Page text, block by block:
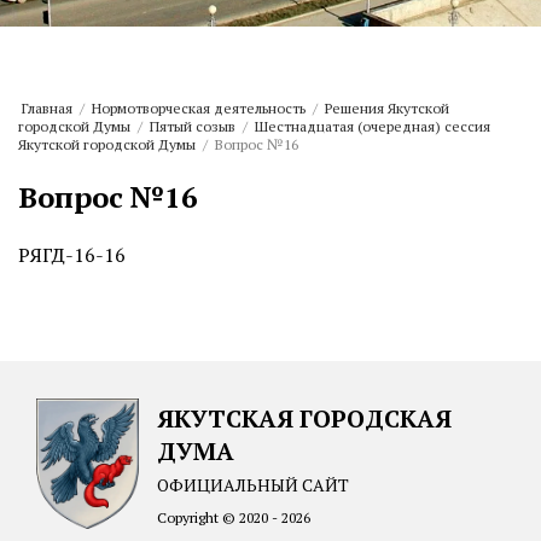
Главная / Нормотворческая деятельность / Решения Якутской
городской Думы / Пятый созыв / Шестнадцатая (очередная) сессия
Якутской городской Думы / Вопрос №16
Вопрос №16
РЯГД-16-16
ЯКУТСКАЯ ГОРОДСКАЯ
ДУМА
ОФИЦИАЛЬНЫЙ САЙТ
Copyright © 2020 - 2026